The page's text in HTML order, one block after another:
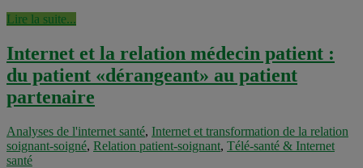
Lire la suite...
Internet et la relation médecin patient :
du patient «dérangeant» au patient
partenaire
Analyses de l'internet santé, Internet et transformation de la relation
soignant-soigné, Relation patient-soignant, Télé-santé & Internet
santé